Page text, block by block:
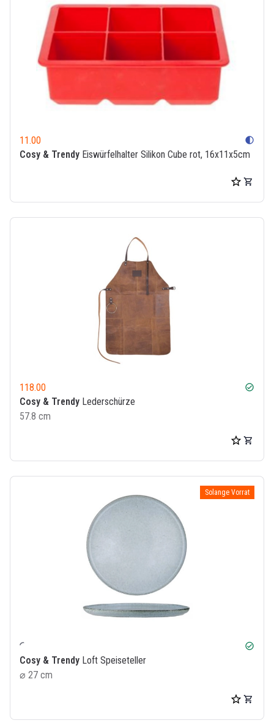
11.00 contrast
Cosy & Trendy Eiswürfelhalter Silikon Cube rot, 16x11x5cm
118.00 check_circle
Cosy & Trendy Lederschürze
57.8 cm
Solange Vorrat
check_circle
Cosy & Trendy Loft Speiseteller
⌀ 27 cm